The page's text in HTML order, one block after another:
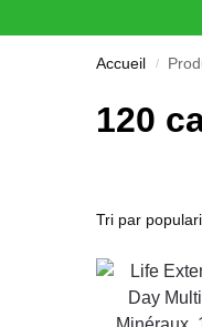
Accueil /
120